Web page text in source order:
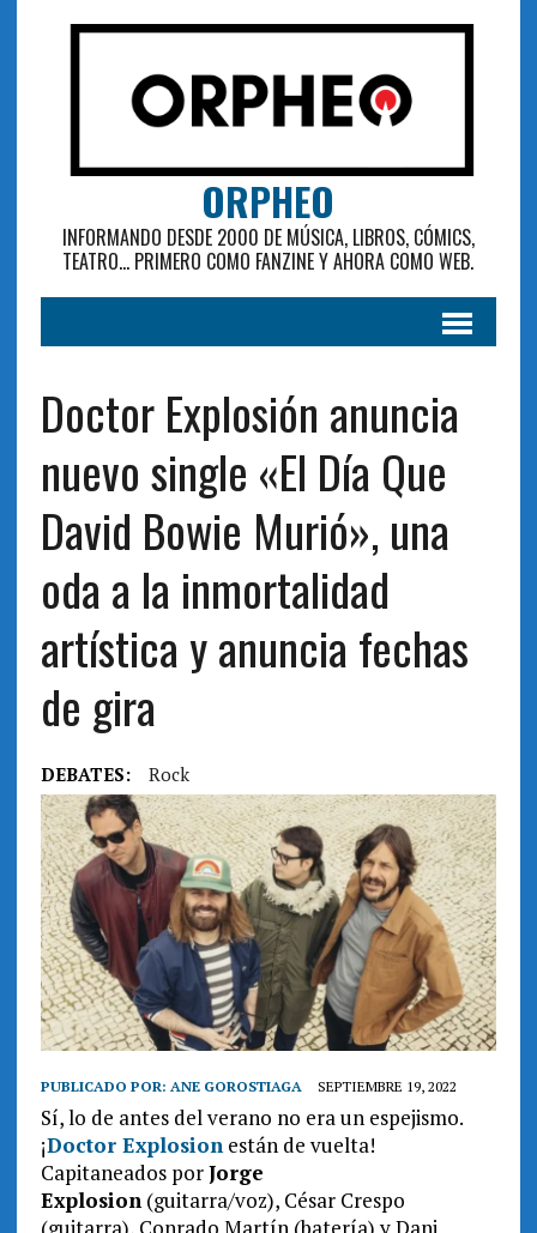
ORPHEO
INFORMANDO DESDE 2000 DE MÚSICA, LIBROS, CÓMICS,
TEATRO... PRIMERO COMO FANZINE Y AHORA COMO WEB.
Doctor Explosión anuncia
nuevo single «El Día Que
David Bowie Murió», una
oda a la inmortalidad
artística y anuncia fechas
de gira
DEBATES: Rock
PUBLICADO POR: ANE GOROSTIAGA SEPTIEMBRE 19, 2022
Sí, lo de antes del verano no era un espejismo.
¡Doctor Explosionestán de vuelta!
Capitaneados porJorge
Explosion(guitarra/voz), César Crespo